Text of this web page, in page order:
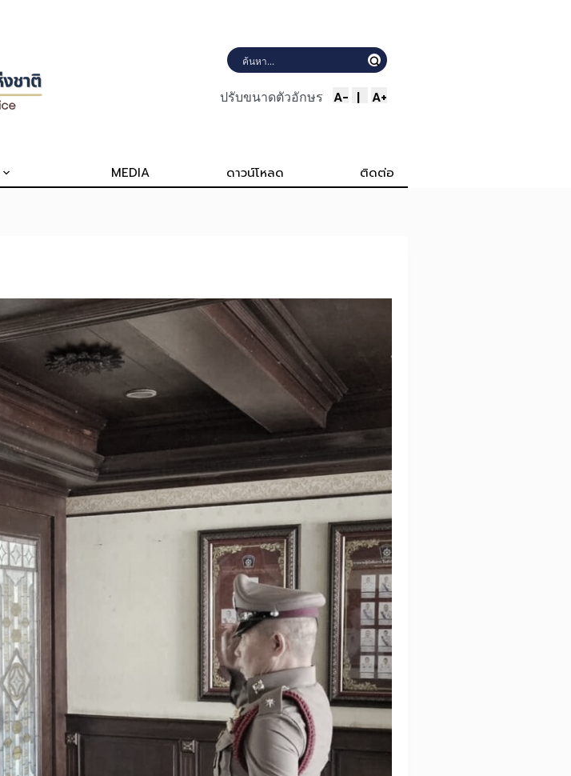
ปรับขนาดตัวอักษร A- | A+
MEDIA ดาวน์โหลด ติดต่อ